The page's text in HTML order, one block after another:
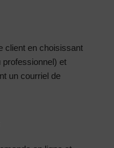
client en choisissant
professionnel) et
un courriel de